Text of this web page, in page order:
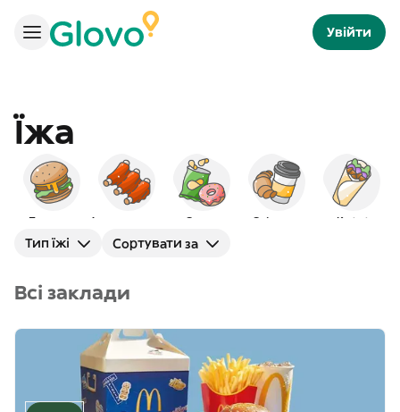
Увійти
Їжа
Бургери Снеки Сніданок Кебаб
Тип їжі Сортувати за
Всі заклади